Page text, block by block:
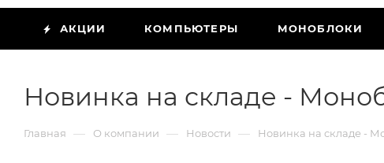
АКЦИИ КОМПЬЮТЕРЫ МОНОБЛОКИ
Новинка на складе -
Главная — О компании — Новости — Новинка на складе -